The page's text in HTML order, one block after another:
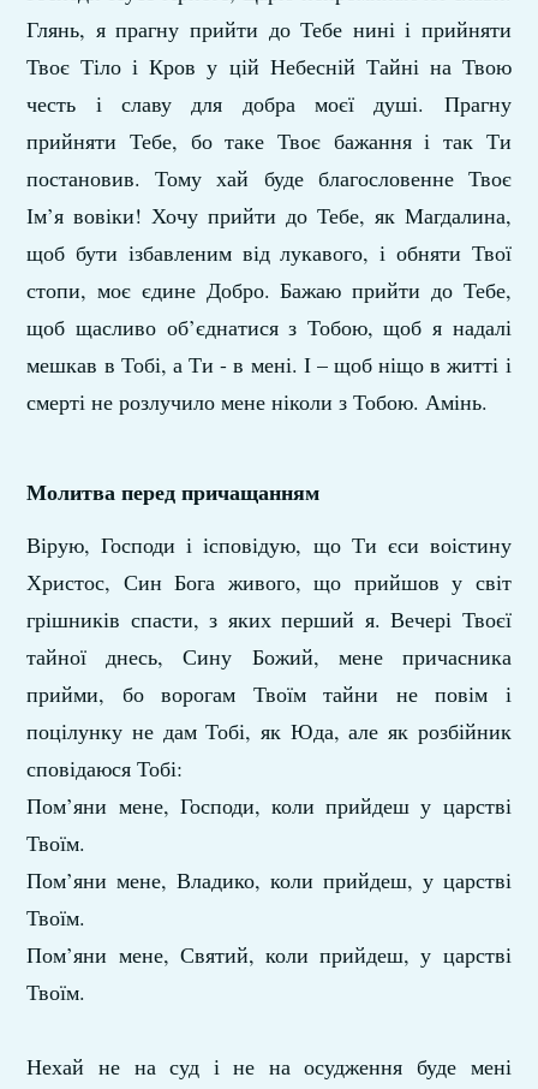
Глянь, я прагну прийти до Тебе нині і прийняти
Твоє Тіло і Кров у цій Небесній Тайні на Твою
честь і славу для добра моєї душі. Прагну
прийняти Тебе, бо таке Твоє бажання і так Ти
постановив. Тому хай буде благословенне Твоє
Ім’я вовіки! Хочу прийти до Тебе, як Магдалина,
щоб бути ізбавленим від лукавого, і обняти Твої
стопи, моє єдине Добро. Бажаю прийти до Тебе,
щоб щасливо об’єднатися з Тобою, щоб я надалі
мешкав в Тобі, а Ти - в мені. І – щоб ніщо в житті і
смерті не розлучило мене ніколи з Тобою. Амінь.
Молитва перед причащанням
Вірую, Господи і ісповідую, що Ти єси воістину
Христос, Син Бога живого, що прийшов у світ
грішників спасти, з яких перший я. Вечері Твоєї
тайної днесь, Сину Божий, мене причасника
прийми, бо ворогам Твоїм тайни не повім і
поцілунку не дам Тобі, як Юда, але як розбійник
сповідаюся Тобі:
Пом’яни мене, Господи, коли прийдеш у царстві
Твоїм.
Пом’яни мене, Владико, коли прийдеш, у царстві
Твоїм.
Пом’яни мене, Святий, коли прийдеш, у царстві
Твоїм.
Нехай не на суд і не на осудження буде мені